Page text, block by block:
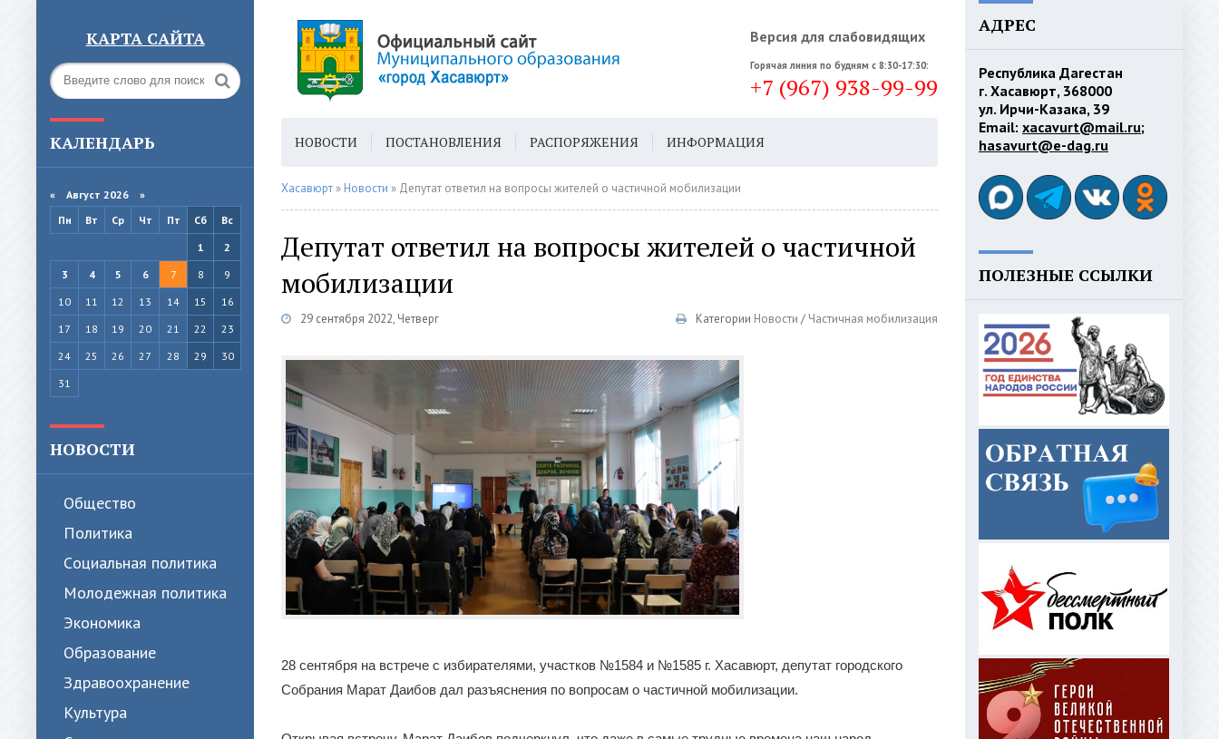
КАРТА САЙТА Версия для слабовидящих
Горячая линия по будням с 8:30-17:30:
+7 (967) 938-99-99
КАЛЕНДАРЬ
« Август 2026 »
Пн
Вт Ср Чт Пт Сб
Вс
1
2
3
4 5 6 7 8
9
10
11 12 13 14 15
16
17
18 19 20 21 22
23
24
25 26 27 28 29
30
31
НОВОСТИ
Общество
Политика
Cоциальная политика
Молодежная политика
Экономика
Образование
Здравоохранение
Культура
НОВОСТИ ПОСТАНОВЛЕНИЯ РАСПОРЯЖЕНИЯ ИНФОРМАЦИЯ
ГОРОДСКАЯ СРЕДА ГЕН. ПЛАН
Хасавюрт » Новости » Депутат ответил на вопросы жителей о частичной мобилизации
Депутат ответил на вопросы жителей о частичной
мобилизации
29 сентября 2022, Четверг Категории Новости / Частичная мобилизация
28 сентября на встрече с избирателями, участков №1584 и №1585 г. Хасавюрт, депутат городского
Собрания Марат Даибов дал разъяснения по вопросам о частичной мобилизации.
АДРЕС
Республика Дагестан
г. Хасавюрт, 368000
ул. Ирчи-Казака, 39
Email: xacavurt@mail.ru;
hasavurt@e-dag.ru
ПОЛЕЗНЫЕ ССЫЛКИ